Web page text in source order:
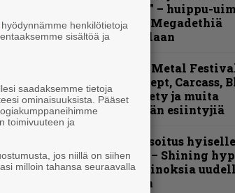
Se
plektralta” – huippu-
jamittelee Megadethiä
palkinnollaan
Hellsinki Metal
osa 1 – Accept, Carcass,
Label Society ja muita
avauspäivän esiintyjiä
Kunnianosoitus hyiselle
Pohjolalle – Shining
keskelle kinoksia
videollaan
hyödynnämme henkilötietoja
sisältöä ja
saadaksemme tietoja
ominaisuuksista. Pääset
toimivuuteen ja
jos niillä on siihen
milloin tahansa seuraavalla